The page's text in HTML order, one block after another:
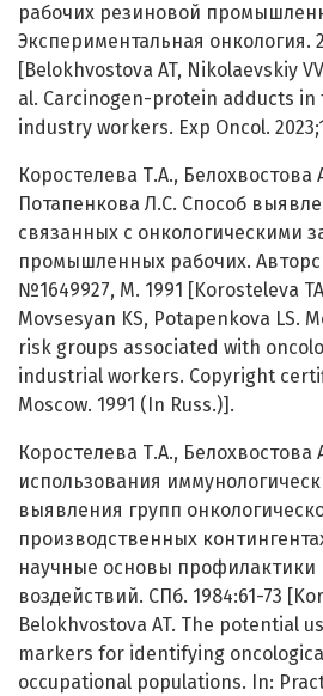
рабочих резиновой
Экспериментальная онкология.
[Belokhvostova AT, Nikolaevskiy
al. Carcinogen-protein adducts
industry workers. Exp Oncol.
Коростелева Т.А., Белохвостова
Потапенкова Л.С. Способ
связанных с онкологическими
промышленных рабочих.
№1649927, М. 1991 [Korosteleva
Movsesyan KS, Potapenkova LS.
risk groups associated with
industrial workers. Copyright
Moscow. 1991 (In Russ.)].
Коростелева Т.А.,
использования
выявления групп
производственных
научные основы профилактики
воздействий. СПб. 1984:61-73
Belokhvostova AT. The potential
markers for identifying
occupational populations. In: